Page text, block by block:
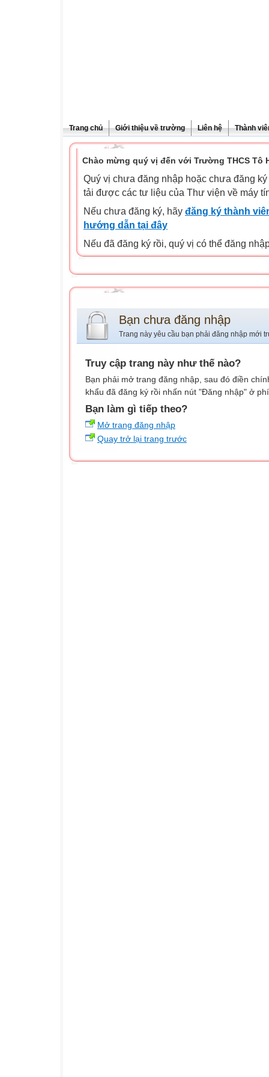
Trang chủ Giới thiệu về trường Liên hệ Thành
Chào mừng quý vị đến với Trường THCS Tô
Quý vị chưa đăng nhập hoặc chưa đăng
tải được các tư liệu của Thư viện về máy
Nếu chưa đăng ký, hãy đăng ký thành
hướng dẫn tại đây
Nếu đã đăng ký rồi, quý vị có thể đăng
Bạn chưa đăng nhập
Trang này yêu cầu bạn phải đăng nhập mới
Truy cập trang này như thế nào?
Bạn phải mở trang đăng nhập, sau đó điền
khẩu đã đăng ký rồi nhấn nút "Đăng nhập" ở
Bạn làm gì tiếp theo?
Mở trang đăng nhập
Quay trở lại trang trước